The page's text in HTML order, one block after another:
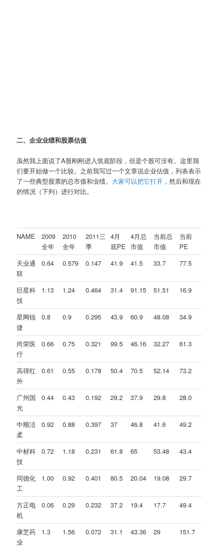
二、企业业绩和股票估值
虽然我上面说了A股刚刚进入筑底阶段，但是个股可没有。这里我
们要开始做一个比较。之前我写过一个文章说企业估值，列表表示
了一些典型股票的总市值和业绩。 大家可以把它打开 ，然后和现在
的情况（下列）进行对比。
NAME
2009
全年
2010
全年
2011三
季
4月
底PE
4月总
市值
当前总
市值
当前
PE
天业通
联
0.64 0.579 0.147 41.9 41.5 33.7 77.5
巨星科
技
1.13 1.24 0.464 31.4 91.15 51.51 16.9
星网锐
捷
0.8 0.9 0.295 43.9 60.9 48.08 34.9
尚荣医
疗
0.66 0.75 0.321 99.5 46.16 32.27 61.3
高得红
外
0.61 0.55 0.178 50.4 70.5 52.14 73.2
广州国
光
0.44 0.43 0.192 29.2 37.9 29.8 28.0
中顺洁
柔
0.92 0.88 0.397 37 46.8 41.6 49.2
中材科
技
0.72 1.18 0.231 61.8 65 53.48 43.4
同德化
工
1.00 0.92 0.401 80.5 20.04 19.08 29.7
方正电
机
0.06 0.29 0.232 37.2 19.4 17.7 49.4
康芝药
业
1.3 1.56 0.072 31.1 43.36 29 151.7